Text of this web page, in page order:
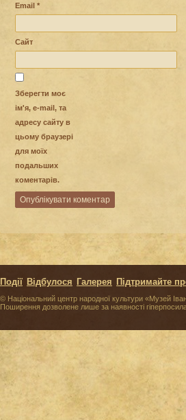
Email *
Сайт
Зберегти моє
ім'я, e-mail, та
адресу сайту в
цьому браузері
для моїх
подальших
коментарів.
© Національний центр народної культури «Музей
Поширення дозволене лише за наявності
Події Відбулося Галерея Підтримайте